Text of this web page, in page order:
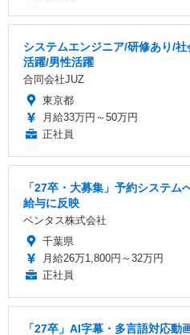
システムエンジニア/研修あり/
活躍/男性活躍
合同会社JUZ
東京都
月給33万円～50万円
正社員
「27卒・大募集」予約システ
給与に反映
ベンタス株式会社
千葉県
月給26万1,800円～32万円
正社員
「27卒」AI字幕・多言語対応動